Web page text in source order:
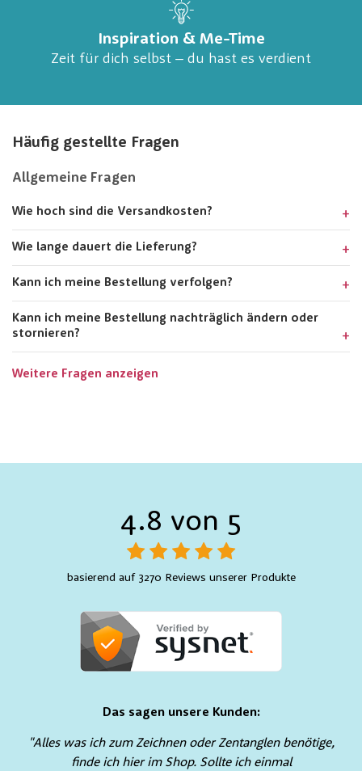
Inspiration & Me-Time
Zeit für dich selbst – du hast es verdient
Häufig gestellte Fragen
Allgemeine Fragen
Wie hoch sind die Versandkosten?
Wie lange dauert die Lieferung?
Kann ich meine Bestellung verfolgen?
Kann ich meine Bestellung nachträglich ändern oder
stornieren?
Weitere Fragen anzeigen
4.8 von 5
basierend auf 3270 Reviews unserer Produkte
Das sagen unsere Kunden:
"Alles was ich zum Zeichnen oder Zentanglen benötige,
finde ich hier im Shop. Sollte ich einmal